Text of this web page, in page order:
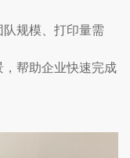
规模、打印量需
帮助企业快速完成